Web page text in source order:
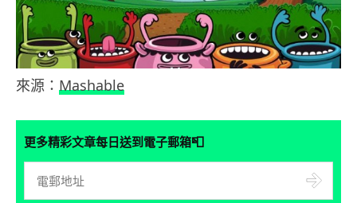
來源： Mashable
更多精彩文章每日送到電子郵箱📮